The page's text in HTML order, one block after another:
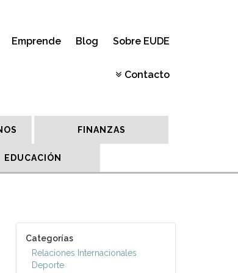
Emprende Blog Sobre EUDE
Contacto
FINANZAS
EDUCACIÓN
Categorías
Relaciones Internacionales
Deporte